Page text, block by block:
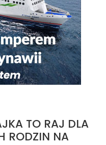
TO RAJ DLA
RODZIN NA